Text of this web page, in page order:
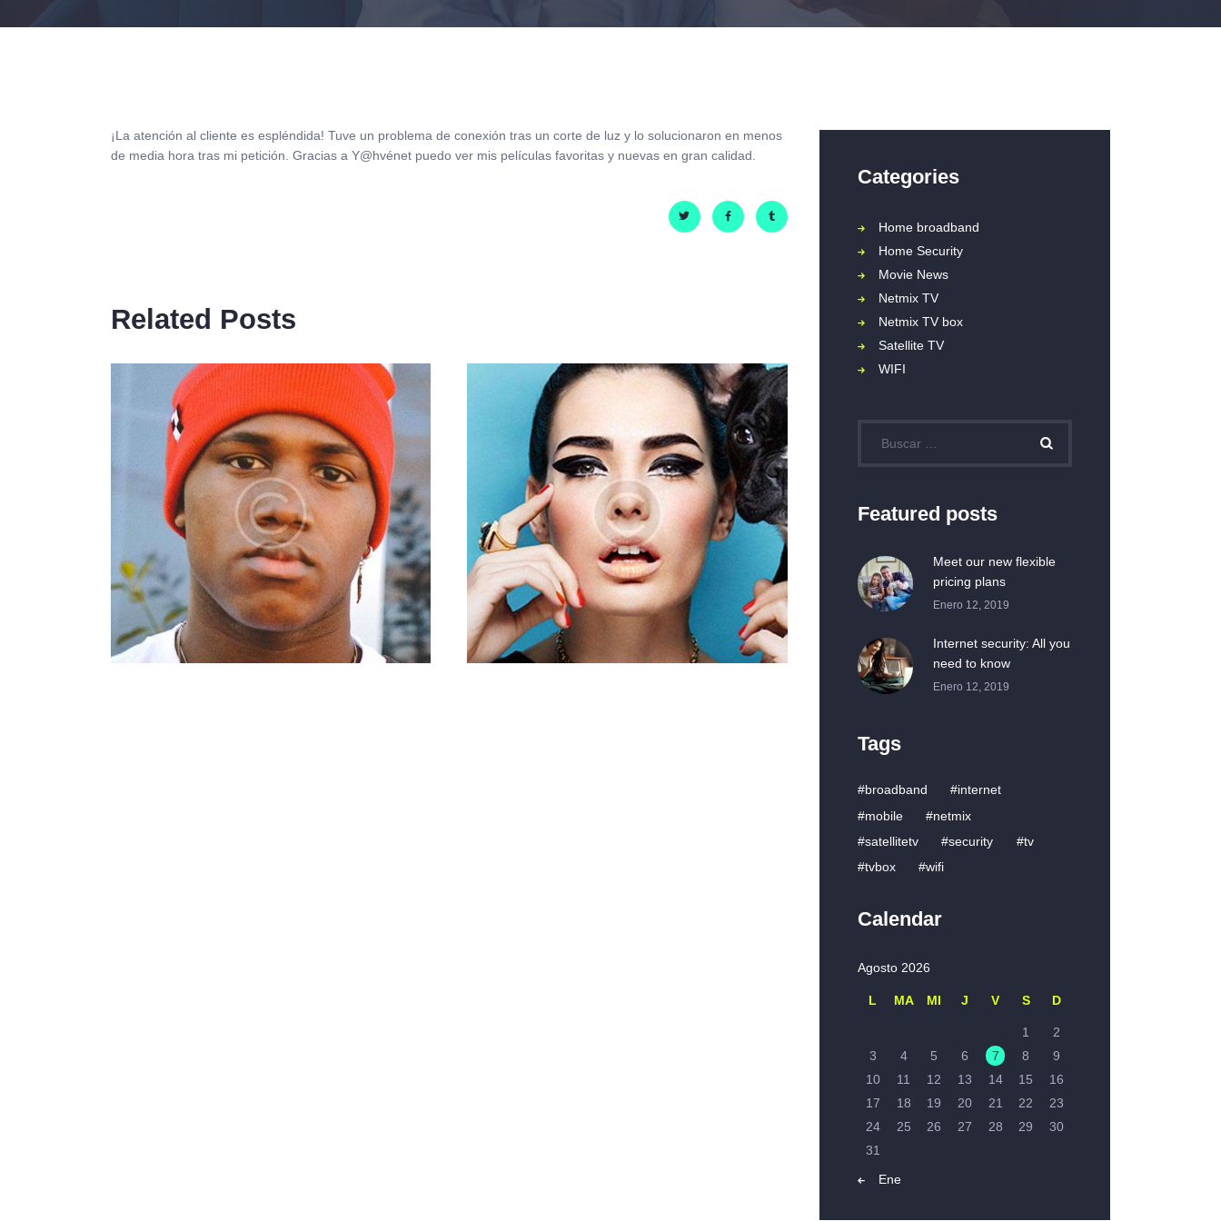
¡La atención al cliente es espléndida! Tuve un problema de conexión tras un corte de luz y lo solucionaron en menos
de media hora tras mi petición. Gracias a Y@hvénet puedo ver mis películas favoritas y nuevas en gran calidad.
Related Posts
Categories
Home broadband
Home Security
Movie News
Netmix TV
Netmix TV box
Satellite TV
WIFI
Featured posts
Meet our new flexible
pricing plans
Enero 12, 2019
Internet security: All you
need to know
Enero 12, 2019
Tags
broadband
internet
mobile
netmix
satellitetv
security
tv
tvbox
wifi
Calendar
Agosto 2026
L MA MI J V S D
1
2
3
4 5 6 7 8
9
10
11 12 13 14 15
16
17
18 19 20 21 22
23
24
25 26 27 28 29
30
31
« Ene